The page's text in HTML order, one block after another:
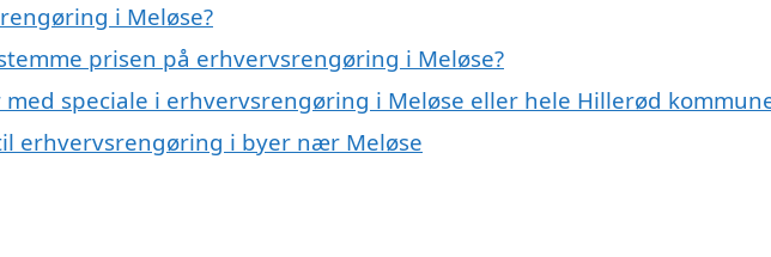
i Meløse?
prisen på erhvervsrengøring i Meløse?
speciale i erhvervsrengøring i Meløse eller hele Hillerød
erhvervsrengøring i byer nær Meløse